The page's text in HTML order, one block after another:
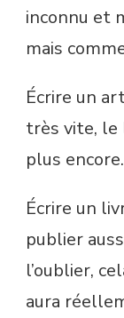
inconnu et
mais
Écrire un
très vite, le
plus
Écrire un
publier
l’oublier,
aura